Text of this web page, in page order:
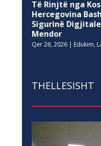
Të Rinjtë nga
Hercegovina
Sigurinë
Mendor
Qer 26, 2026| Edukim,
THELLESISHT